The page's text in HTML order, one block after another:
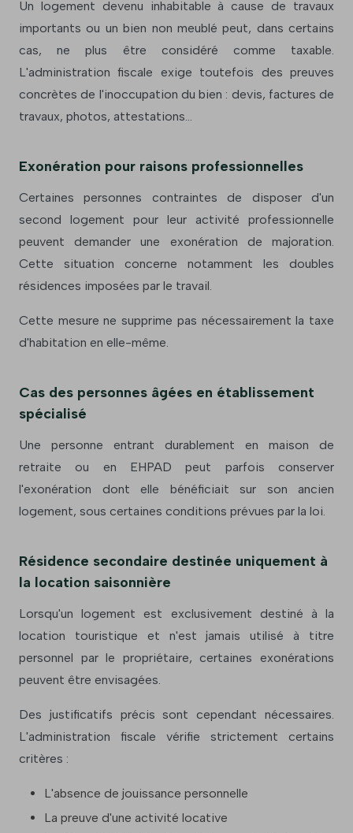
Un logement devenu inhabitable à cause de travaux
importants ou un bien non meublé peut, dans certains
cas, ne plus être considéré comme taxable.
L'administration fiscale exige toutefois des preuves
concrètes de l'inoccupation du bien : devis, factures de
travaux, photos, attestations...
Exonération pour raisons professionnelles
Certaines personnes contraintes de disposer d'un
second logement pour leur activité professionnelle
peuvent demander une exonération de majoration.
Cette situation concerne notamment les doubles
résidences imposées par le travail.
Cette mesure ne supprime pas nécessairement la taxe
d'habitation en elle-même.
Cas des personnes âgées en établissement
spécialisé
Une personne entrant durablement en maison de
retraite ou en EHPAD peut parfois conserver
l'exonération dont elle bénéficiait sur son ancien
logement, sous certaines conditions prévues par la loi.
Résidence secondaire destinée uniquement à
la location saisonnière
Lorsqu'un logement est exclusivement destiné à la
location touristique et n'est jamais utilisé à titre
personnel par le propriétaire, certaines exonérations
peuvent être envisagées.
Des justificatifs précis sont cependant nécessaires.
L'administration fiscale vérifie strictement certains
critères :
L'absence de jouissance personnelle
La preuve d'une activité locative